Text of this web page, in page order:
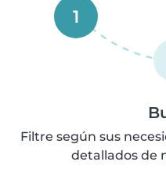
1
Filtre según sus
detallados de